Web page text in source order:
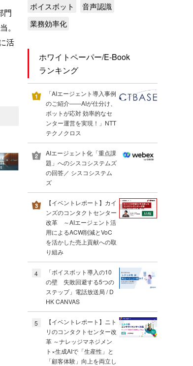
門
。
活
ボイスボット
音声認識
業務効率化
ホワイトペーパー/E-Book
ランキング
「AIエージェント導入事例
のご紹介――AIが仕分け、
ボットが応対 効率的なセ
ンター運営を実現！」NTT
テクノクロス
AIエージェント化「重点課
題」へのシスコシステムズ
の回答／ シスコシステム
ズ
【イベントレポート】カイ
ンズのコンタクトセンター
改革 ～AIエージェント活
用によるACW削減とVoC
を活かした売上貢献への取
り組み
4
「ボイスボット導入の10
の壁 失敗回避する5つの
ステップ」電話放送局 / D
HK CANVAS
5
【イベントレポート】ニト
リのコンタクトセンター改
革 ～ナレッジマネジメン
ト×生成AIで「生産性」と
「顧客体験」向上を両立し